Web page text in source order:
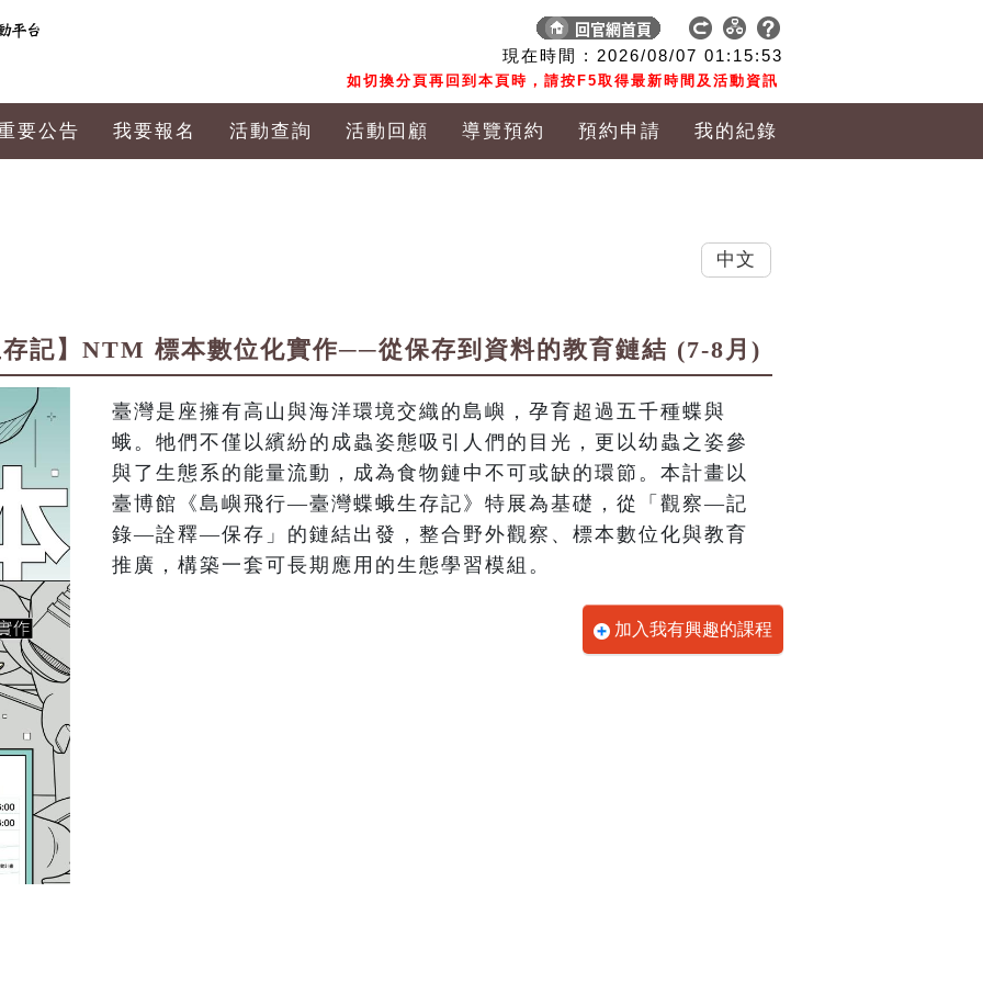
現在時間 : 2026/08/07 01:15:54
如切換分頁再回到本頁時，請按F5取得最新時間及活動資訊
要公告 我要報名 活動查詢 活動回顧 導覽預約 預約申請 我的紀錄
記】NTM 標本數位化實作──從保存到資料的教育鏈結 (7-8月)
臺灣是座擁有高山與海洋環境交織的島嶼，孕育超過五千種蝶與
蛾。牠們不僅以繽紛的成蟲姿態吸引人們的目光，更以幼蟲之姿參
與了生態系的能量流動，成為食物鏈中不可或缺的環節。本計畫以
臺博館《島嶼飛行—臺灣蝶蛾生存記》特展為基礎，從「觀察—記
錄—詮釋—保存」的鏈結出發，整合野外觀察、標本數位化與教育
推廣，構築一套可長期應用的生態學習模組。
加入我有興趣的課程